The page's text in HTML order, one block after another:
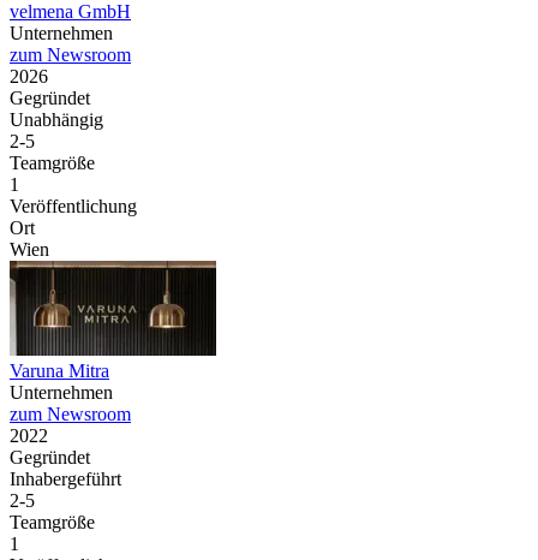
velmena GmbH
Unternehmen
zum Newsroom
2026
Gegründet
Unabhängig
2-5
Teamgröße
1
Veröffentlichung
Ort
Wien
Varuna Mitra
Unternehmen
zum Newsroom
2022
Gegründet
Inhabergeführt
2-5
Teamgröße
1